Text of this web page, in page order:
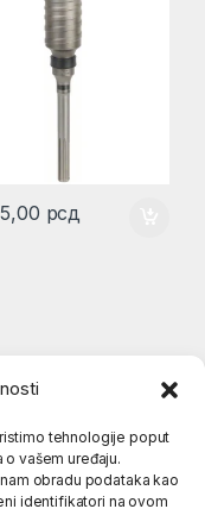
tehnologije poput
vašem uređaju.
obradu podataka kao
identifikatori na ovom
рсд